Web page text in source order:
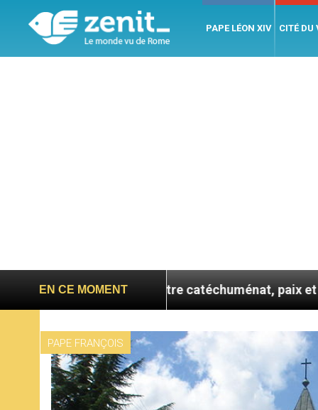
PAPE LÉON XIV CITÉ DU
EN CE MOMENT
confie : entre catéchuménat, paix et défis
PAPE FRANÇOIS